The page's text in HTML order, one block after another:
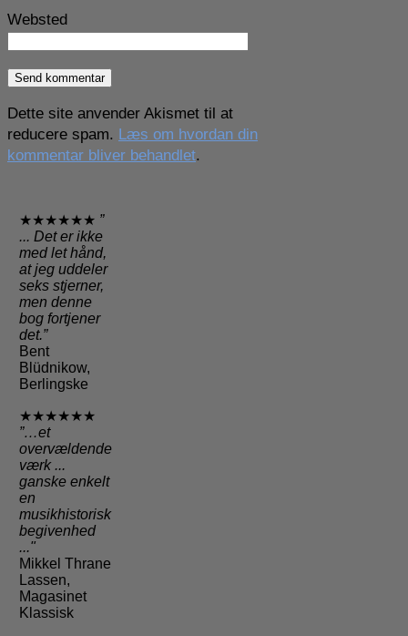
Websted
Dette site anvender Akismet til at
reducere spam. Læs om hvordan din
kommentar bliver behandlet.
★★★★★★ ”
... Det er ikke
med let hånd,
at jeg uddeler
seks stjerner,
men denne
bog fortjener
det.”
Bent
Blüdnikow,
Berlingske
★★★★★★
”…et
overvældende
værk ...
ganske enkelt
en
musikhistorisk
begivenhed
..."
Mikkel Thrane
Lassen,
Magasinet
Klassisk